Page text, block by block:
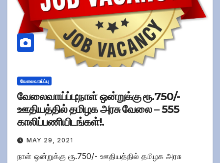
வேலைவாய்ப்பு
வேலைவாய்ப்பு:நாள் ஒன்றுக்கு ரூ.750/-
ஊதியத்தில் தமிழக அரசு வேலை – 555
காலிப்பணியிடங்கள்!.
MAY 29, 2021
நாள் ஒன்றுக்கு ரூ.750/- ஊதியத்தில் தமிழக அரசு